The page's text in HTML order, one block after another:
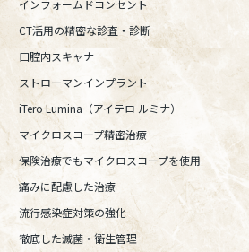
インフォームドコンセント
CT活用の精密な診査・診断
口腔内スキャナ
ストローマンインプラント
iTero Lumina（アイテロ ルミナ）
マイクロスコープ精密治療
保険治療でもマイクロスコープを使用
痛みに配慮した治療
流行感染症対策の強化
徹底した滅菌・衛生管理